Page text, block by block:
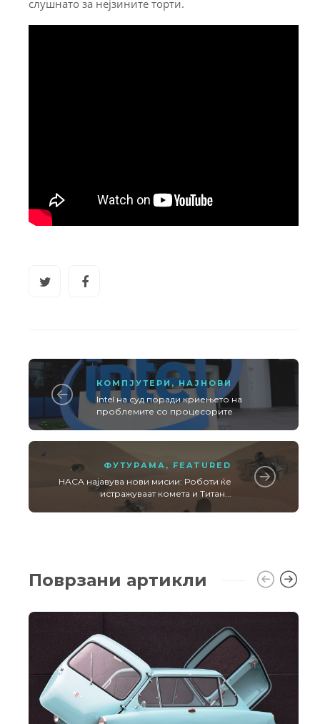
слушнато за нејзините торти.
КОМПЈУТЕРИ,НАЈНОВИ
Intel на суд поради криењето на
проблемите со процесорите
ФУТУРАМА , FEATURED
НАСА најавува нови мисии: Роботи ќе
истражуваат комета и Титан...
Поврзани артикли